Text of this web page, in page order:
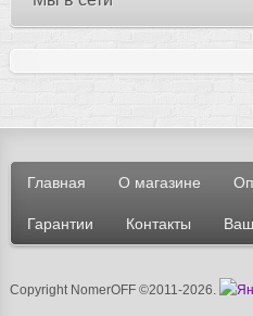
Главная О магазине
Гарантии Контакты
Copyright NomerOFF ©2011-2026.